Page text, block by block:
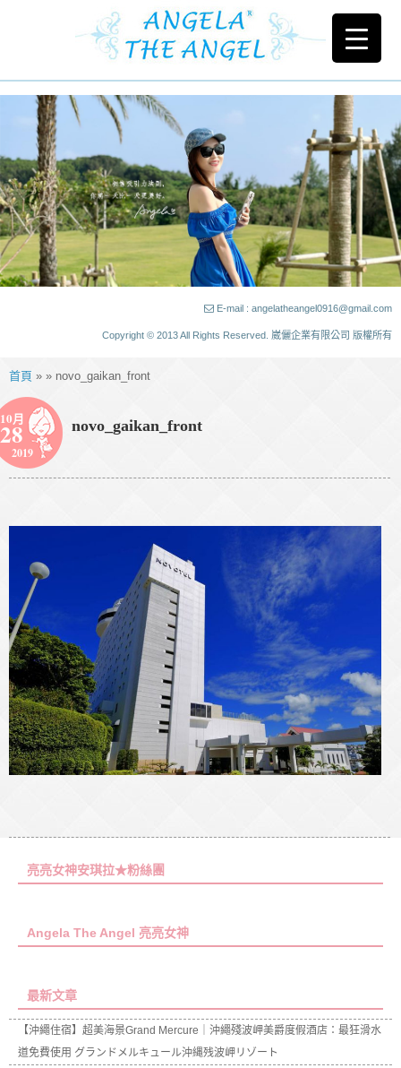
E-mail : angelatheangel0916@gmail.com
Copyright © 2013 All Rights Reserved. 崴儷企業有限公司 版權所有
首頁 » » novo_gaikan_front
10月
28
2019
novo_gaikan_front
亮亮女神安琪拉★粉絲團
Angela The Angel 亮亮女神
最新文章
【沖繩住宿】超美海景Grand Mercure｜沖繩殘波岬美爵度假酒店：最狂滑水
道免費使用 グランドメルキュール沖縄残波岬リゾート